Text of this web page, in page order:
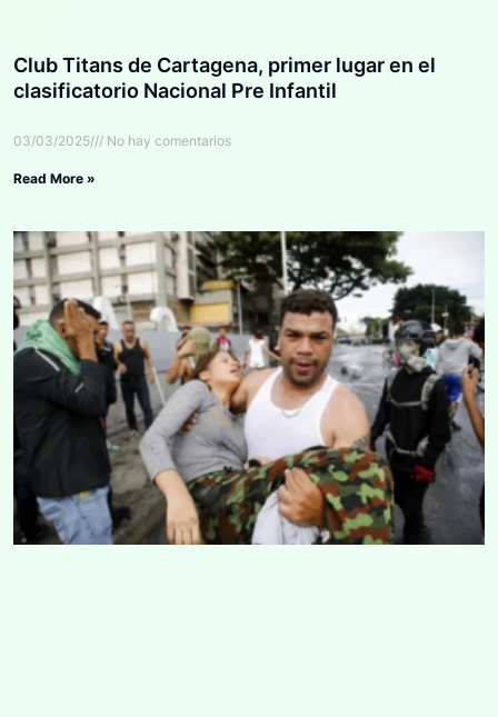
Club Titans de Cartagena, primer lugar en el
clasificatorio Nacional Pre Infantil
03/03/2025 No hay comentarios
Read More »